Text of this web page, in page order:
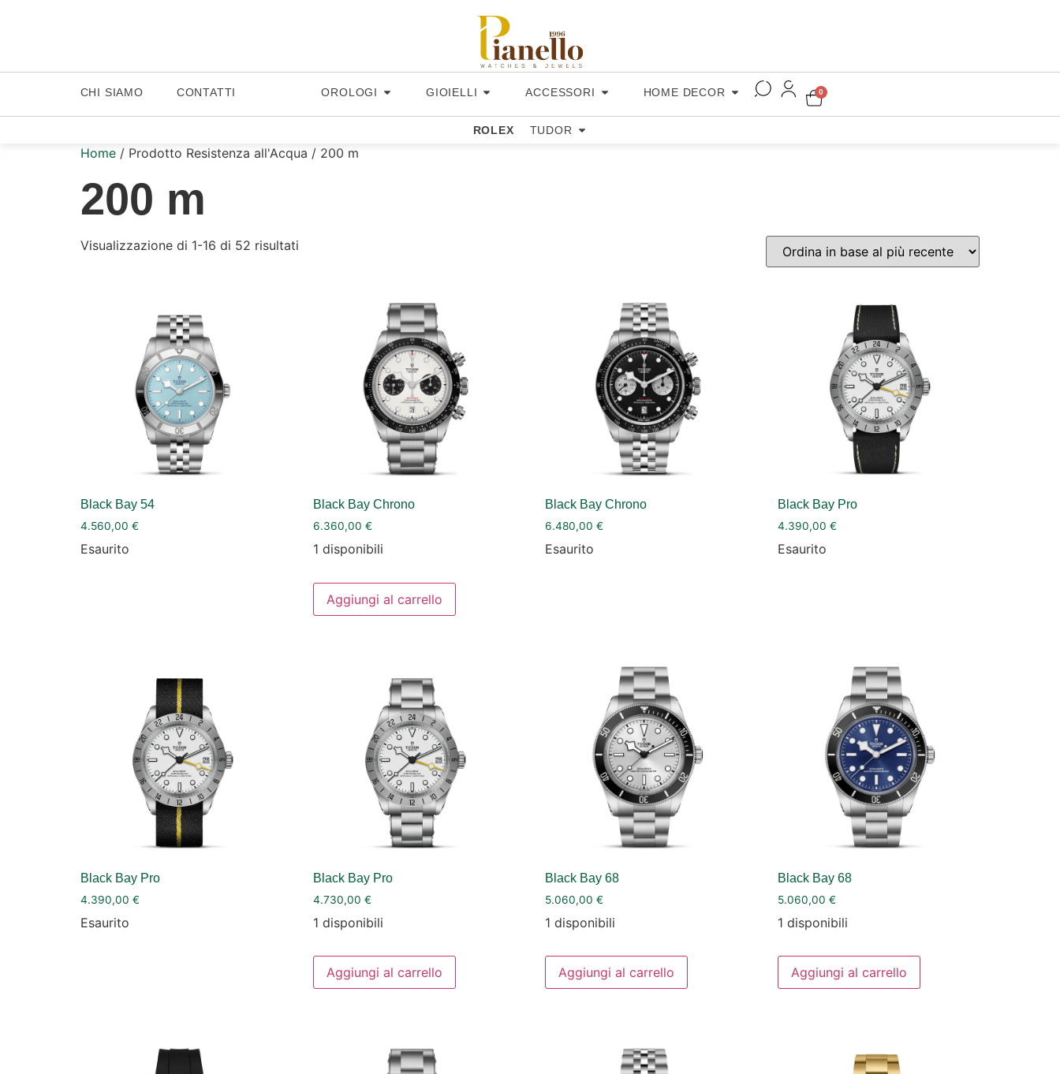
CHI SIAMO CONTATTI OROLOGI GIOIELLI ACCESSORI HOME DECOR 0
ROLEX TUDOR
Home / Prodotto Resistenza all'Acqua / 200 m
200 m
Visualizzazione di 1-16 di 52 risultati
Black Bay 54
4.560,00 €
Esaurito
Black Bay Chrono
6.360,00 €
1 disponibili
Aggiungi al carrello
Black Bay Chrono
6.480,00€
Esaurito
Black Bay Pro
4.390,00€
Esaurito
Black Bay Pro
4.390,00 €
Esaurito
Black Bay Pro
4.730,00 €
1 disponibili
Aggiungi al carrello
Black Bay 68
5.060,00€
1 disponibili
Aggiungi al carrello
Black Bay 68
5.060,00€
1 disponibili
Aggiungi al carrello